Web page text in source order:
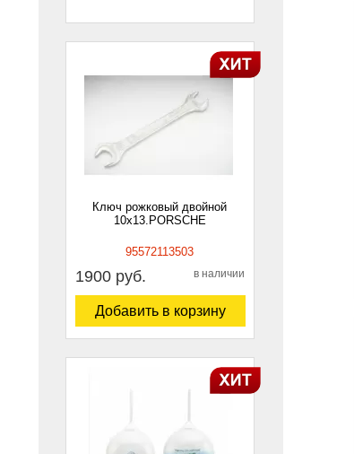
Ключ рожковый двойной
10х13.PORSCHE
95572113503
1900 руб. в наличии
Добавить в корзину